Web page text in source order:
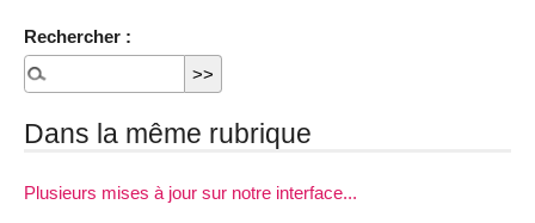
Rechercher :
Dans la même rubrique
Plusieurs mises à jour sur notre interface...